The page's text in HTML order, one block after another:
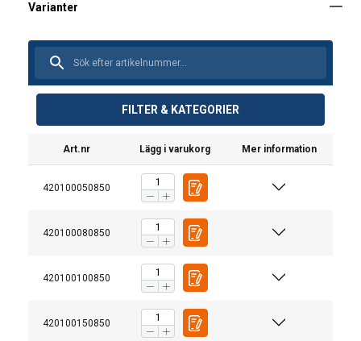
FILTER & KATEGORIER
Art.nr Lägg i varukorg Mer information
420100050850
420100080850
420100100850
420100150850